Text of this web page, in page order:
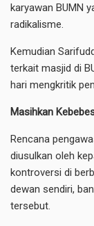
karyawan BUMN
radikalisme.
Kemudian
terkait masjid di
hari mengkritik
Masihkan
Rencana
diusulkan oleh
kontroversi di
dewan sendiri,
tersebut.